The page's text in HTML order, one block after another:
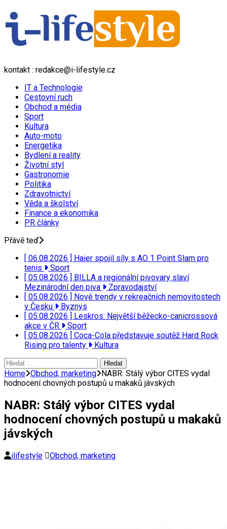
kontakt : redakce@i-lifestyle.cz
IT a Technologie
Cestovní ruch
Obchod a média
Sport
Kultura
Auto-moto
Energetika
Bydlení a reality
Životní styl
Gastronomie
Politika
Zdravotnictví
Věda a školství
Finance a ekonomika
PR články
Přávě teď
[ 06.08.2026 ] Haier spojil síly s AO 1 Point Slam pro
tenis
Sport
[ 05.08.2026 ] BILLA a regionální pivovary slaví
Mezinárodní den piva
Zpravodajství
[ 05.08.2026 ] Nové trendy v rekreačních nemovitostech
v Česku
Byznys
[ 05.08.2026 ] Leskros: Největší běžecko-canicrossová
akce v ČR
Sport
[ 05.08.2026 ] Coca-Cola představuje soutěž Hard Rock
Rising pro talenty
Kultura
Vyhledávání
Home Obchod, marketing NABR: Stálý výbor CITES vydal
hodnocení chovných postupů u makaků jávských
NABR: Stálý výbor CITES vydal
hodnocení chovných postupů u makaků
jávských
ilifestyle Obchod, marketing